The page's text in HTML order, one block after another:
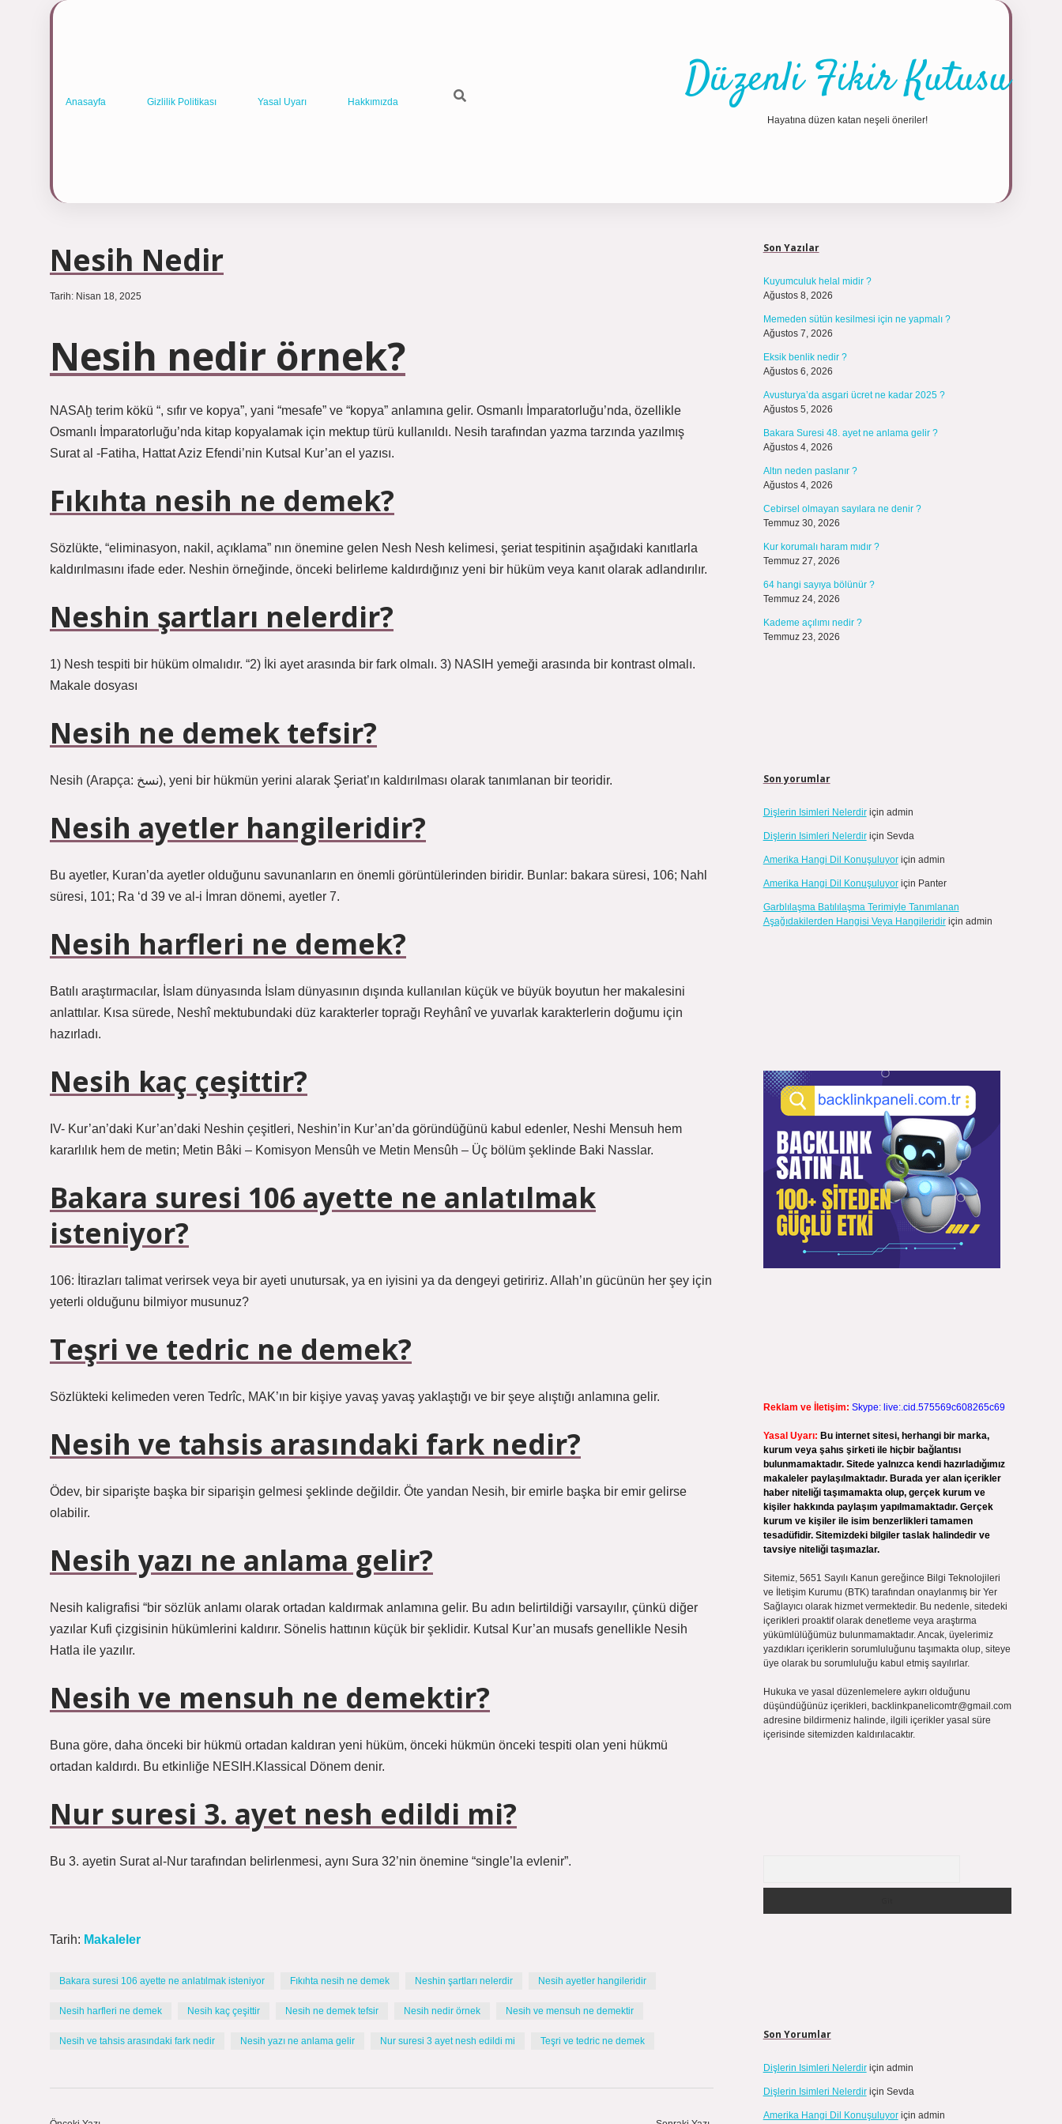
Anasayfa Gizlilik Politikası Yasal Uyarı Hakkımızda Düzenli Fikir Kutusu
Hayatına düzen katan neşeli öneriler!
Nesih Nedir
Tarih: Nisan 18, 2025
Nesih nedir örnek?
NASAḫ terim kökü “, sıfır ve kopya”, yani “mesafe” ve “kopya” anlamına gelir. Osmanlı İmparatorluğu’nda, özellikle
Osmanlı İmparatorluğu’nda kitap kopyalamak için mektup türü kullanıldı. Nesih tarafından yazma tarzında yazılmış
Surat al -Fatiha, Hattat Aziz Efendi’nin Kutsal Kur’an el yazısı.
Fıkıhta nesih ne demek?
Sözlükte, “eliminasyon, nakil, açıklama” nın önemine gelen Nesh Nesh kelimesi, şeriat tespitinin aşağıdaki kanıtlarla
kaldırılmasını ifade eder. Neshin örneğinde, önceki belirleme kaldırdığınız yeni bir hüküm veya kanıt olarak adlandırılır.
Neshin şartları nelerdir?
1) Nesh tespiti bir hüküm olmalıdır. “2) İki ayet arasında bir fark olmalı. 3) NASIH yemeği arasında bir kontrast olmalı.
Makale dosyası
Nesih ne demek tefsir?
Nesih (Arapça: نسخ), yeni bir hükmün yerini alarak Şeriat’ın kaldırılması olarak tanımlanan bir teoridir.
Nesih ayetler hangileridir?
Bu ayetler, Kuran’da ayetler olduğunu savunanların en önemli görüntülerinden biridir. Bunlar: bakara süresi, 106; Nahl
süresi, 101; Ra ‘d 39 ve al-i İmran dönemi, ayetler 7.
Nesih harfleri ne demek?
Batılı araştırmacılar, İslam dünyasında İslam dünyasının dışında kullanılan küçük ve büyük boyutun her makalesini
anlattılar. Kısa sürede, Neshî mektubundaki düz karakterler toprağı Reyhânî ve yuvarlak karakterlerin doğumu için
hazırladı.
Nesih kaç çeşittir?
IV- Kur’an’daki Kur’an’daki Neshin çeşitleri, Neshin’in Kur’an’da göründüğünü kabul edenler, Neshi Mensuh hem
kararlılık hem de metin; Metin Bâki – Komisyon Mensûh ve Metin Mensûh – Üç bölüm şeklinde Baki Nasslar.
Bakara suresi 106 ayette ne anlatılmak
isteniyor?
106: İtirazları talimat verirsek veya bir ayeti unutursak, ya en iyisini ya da dengeyi getiririz. Allah’ın gücünün her şey için
yeterli olduğunu bilmiyor musunuz?
Teşri ve tedric ne demek?
Sözlükteki kelimeden veren Tedrîc, MAK’ın bir kişiye yavaş yavaş yaklaştığı ve bir şeye alıştığı anlamına gelir.
Nesih ve tahsis arasındaki fark nedir?
Ödev, bir siparişte başka bir siparişin gelmesi şeklinde değildir. Öte yandan Nesih, bir emirle başka bir emir gelirse
olabilir.
Nesih yazı ne anlama gelir?
Nesih kaligrafisi “bir sözlük anlamı olarak ortadan kaldırmak anlamına gelir. Bu adın belirtildiği varsayılır, çünkü diğer
yazılar Kufi çizgisinin hükümlerini kaldırır. Sönelis hattının küçük bir şeklidir. Kutsal Kur’an musafs genellikle Nesih
Hatla ile yazılır.
Nesih ve mensuh ne demektir?
Buna göre, daha önceki bir hükmü ortadan kaldıran yeni hüküm, önceki hükmün önceki tespiti olan yeni hükmü
ortadan kaldırdı. Bu etkinliğe NESIH.Klassical Dönem denir.
Nur suresi 3. ayet nesh edildi mi?
Bu 3. ayetin Surat al-Nur tarafından belirlenmesi, aynı Sura 32’nin önemine “single’la evlenir”.
Tarih: Makaleler
Bakara suresi 106 ayette ne anlatılmak isteniyor Fıkıhta nesih ne demek Neshin şartları nelerdir Nesih ayetler hangileridir
Nesih harfleri ne demek Nesih kaç çeşittir Nesih ne demek tefsir Nesih nedir örnek Nesih ve mensuh ne demektir
Nesih ve tahsis arasındaki fark nedir Nesih yazı ne anlama gelir Nur suresi 3 ayet nesh edildi mi Teşri ve tedric ne demek
Son Yazılar
Kuyumculuk helal midir ?
Ağustos 8, 2026
Memeden sütün kesilmesi için ne yapmalı ?
Ağustos 7, 2026
Eksik benlik nedir ?
Ağustos 6, 2026
Avusturya’da asgari ücret ne kadar 2025 ?
Ağustos 5, 2026
Bakara Suresi 48. ayet ne anlama gelir ?
Ağustos 4, 2026
Altın neden paslanır ?
Ağustos 4, 2026
Cebirsel olmayan sayılara ne denir ?
Temmuz 30, 2026
Kur korumalı haram mıdır ?
Temmuz 27, 2026
64 hangi sayıya bölünür ?
Temmuz 24, 2026
Kademe açılımı nedir ?
Temmuz 23, 2026
Son yorumlar
Dişlerin Isimleri Nelerdiriçin admin
Dişlerin Isimleri Nelerdiriçin Sevda
Amerika Hangi Dil Konuşuluyoriçin admin
Amerika Hangi Dil Konuşuluyoriçin Panter
Garblılaşma Batılılaşma Terimiyle Tanımlanan
Aşağıdakilerden Hangisi Veya Hangileridiriçin admin
Reklam ve İletişim: Skype: live:.cid.575569c608265c69
Yasal Uyarı: Bu internet sitesi, herhangi bir marka,
kurum veya şahıs şirketi ile hiçbir bağlantısı
bulunmamaktadır. Sitede yalnızca kendi hazırladığımız
makaleler paylaşılmaktadır. Burada yer alan içerikler
haber niteliği taşımamakta olup, gerçek kurum ve
kişiler hakkında paylaşım yapılmamaktadır. Gerçek
kurum ve kişiler ile isim benzerlikleri tamamen
tesadüfidir. Sitemizdeki bilgiler taslak halindedir ve
tavsiye niteliği taşımazlar.
Sitemiz, 5651 Sayılı Kanun gereğince Bilgi Teknolojileri
ve İletişim Kurumu (BTK) tarafından onaylanmış bir Yer
Sağlayıcı olarak hizmet vermektedir. Bu nedenle, sitedeki
içerikleri proaktif olarak denetleme veya araştırma
yükümlülüğümüz bulunmamaktadır. Ancak, üyelerimiz
yazdıkları içeriklerin sorumluluğunu taşımakta olup, siteye
üye olarak bu sorumluluğu kabul etmiş sayılırlar.
Hukuka ve yasal düzenlemelere aykırı olduğunu
düşündüğünüz içerikleri, backlinkpanelicomtr@gmail.com
adresine bildirmeniz halinde, ilgili içerikler yasal süre
içerisinde sitemizden kaldırılacaktır.
Son Yorumlar
Dişlerin Isimleri Nelerdiriçin admin
Dişlerin Isimleri Nelerdiriçin Sevda
Amerika Hangi Dil Konuşuluyoriçin admin